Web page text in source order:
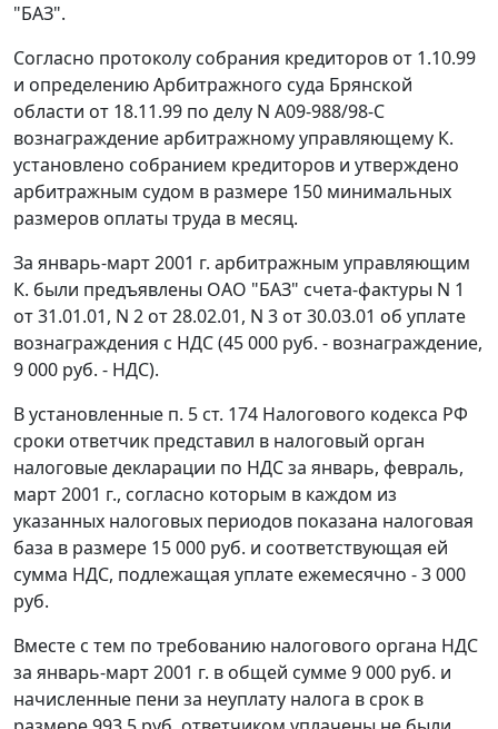
"БАЗ".
Согласно протоколу собрания кредиторов от 1.10.99
и определению Арбитражного суда Брянской
области от 18.11.99 по делу N А09-988/98-С
вознаграждение арбитражному управляющему К.
установлено собранием кредиторов и утверждено
арбитражным судом в размере 150 минимальных
размеров оплаты труда в месяц.
За январь-март 2001 г. арбитражным управляющим
К. были предъявлены ОАО "БАЗ" счета-фактуры N 1
от 31.01.01, N 2 от 28.02.01, N 3 от 30.03.01 об уплате
вознаграждения с НДС (45 000 руб. - вознаграждение,
9 000 руб. - НДС).
В установленные п. 5 ст. 174 Налогового кодекса РФ
сроки ответчик представил в налоговый орган
налоговые декларации по НДС за январь, февраль,
март 2001 г., согласно которым в каждом из
указанных налоговых периодов показана налоговая
база в размере 15 000 руб. и соответствующая ей
сумма НДС, подлежащая уплате ежемесячно - 3 000
руб.
Вместе с тем по требованию налогового органа НДС
за январь-март 2001 г. в общей сумме 9 000 руб. и
начисленные пени за неуплату налога в срок в